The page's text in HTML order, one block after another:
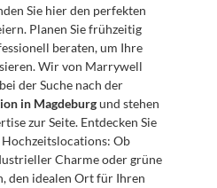
Sie hier den perfekten
Planen Sie frühzeitig
beraten, um Ihre
Wir von Marrywell
der Suche nach der
in Magdeburg und stehen
zur Seite. Entdecken Sie
Ob
Charme oder grüne
den idealen Ort für Ihren